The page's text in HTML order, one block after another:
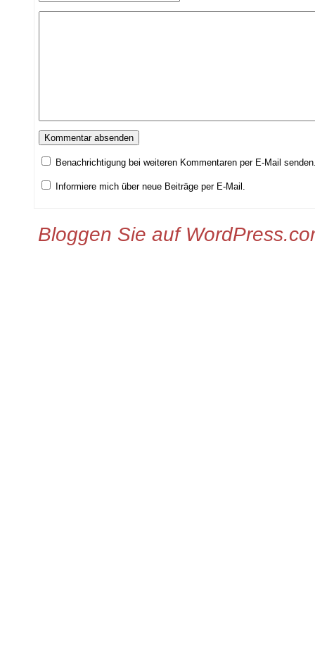
Benachrichtigung bei weiteren Kommentaren per E-Mail
Informiere mich über neue Beiträge per E-Mail.
Bloggen Sie auf